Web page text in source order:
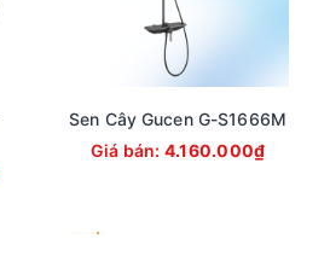
Sen Cây Gucen G-S1666M
Giá bán: 4.160.000₫